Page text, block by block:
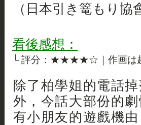
（日本引き篭もり
看後感想：
└ 評分：★★★★☆｜作画は
除了柏學姐的電話
外，今話大部份的
有小朋友的遊戲機